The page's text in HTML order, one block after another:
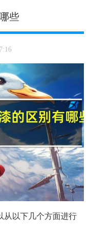
些
从以下几个方面进行